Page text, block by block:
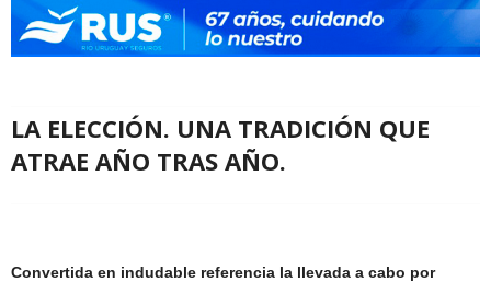
LA ELECCIÓN. UNA TRADICIÓN QUE
ATRAE AÑO TRAS AÑO.
Convertida en indudable referencia la llevada a cabo por